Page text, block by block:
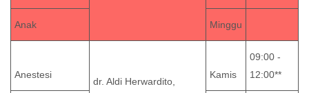
Anak Minggu
Anestesi
dr. Aldi Herwardito,
Kamis
09:00 -
12:00**